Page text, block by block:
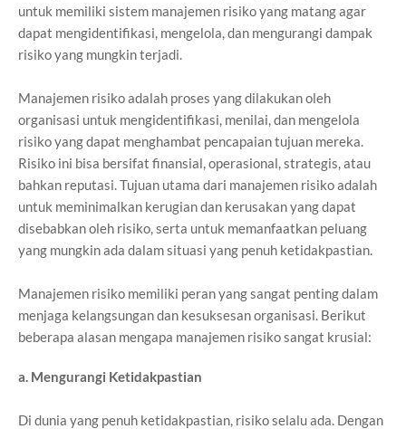
untuk memiliki sistem manajemen risiko yang matang agar
dapat mengidentifikasi, mengelola, dan mengurangi dampak
risiko yang mungkin terjadi.
Manajemen risiko adalah proses yang dilakukan oleh
organisasi untuk mengidentifikasi, menilai, dan mengelola
risiko yang dapat menghambat pencapaian tujuan mereka.
Risiko ini bisa bersifat finansial, operasional, strategis, atau
bahkan reputasi. Tujuan utama dari manajemen risiko adalah
untuk meminimalkan kerugian dan kerusakan yang dapat
disebabkan oleh risiko, serta untuk memanfaatkan peluang
yang mungkin ada dalam situasi yang penuh ketidakpastian.
Manajemen risiko memiliki peran yang sangat penting dalam
menjaga kelangsungan dan kesuksesan organisasi. Berikut
beberapa alasan mengapa manajemen risiko sangat krusial:
a. Mengurangi Ketidakpastian
Di dunia yang penuh ketidakpastian, risiko selalu ada. Dengan